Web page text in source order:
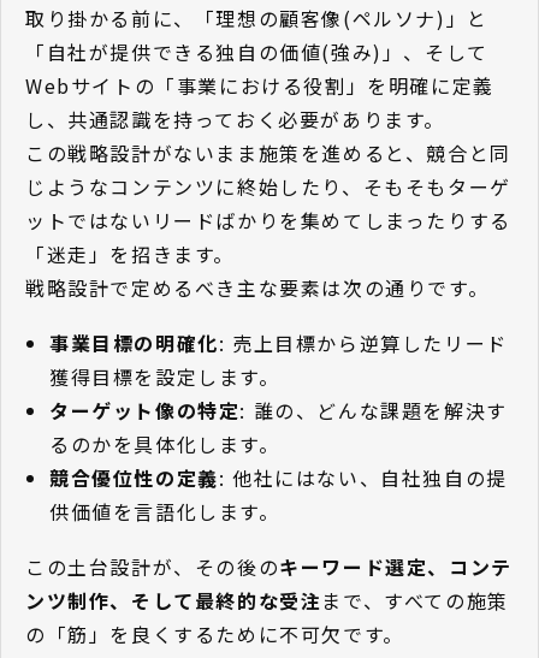
取り掛かる前に、「理想の顧客像(ペルソナ)」と
「自社が提供できる独自の価値(強み)」、そして
Webサイトの「事業における役割」を明確に定義
し、共通認識を持っておく必要があります。
この戦略設計がないまま施策を進めると、競合と同
じようなコンテンツに終始したり、そもそもターゲ
ットではないリードばかりを集めてしまったりする
「迷走」を招きます。
戦略設計で定めるべき主な要素は次の通りです。
事業目標の明確化: 売上目標から逆算したリード
獲得目標を設定します。
ターゲット像の特定: 誰の、どんな課題を解決す
るのかを具体化します。
競合優位性の定義: 他社にはない、自社独自の提
供価値を言語化します。
この土台設計が、その後のキーワード選定、コンテ
ンツ制作、そして最終的な受注 まで、すべての施策
の「筋」を良くするために不可欠です。